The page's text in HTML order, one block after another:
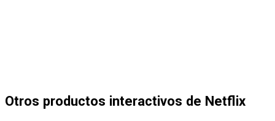
Otros productos interactivos de Netflix